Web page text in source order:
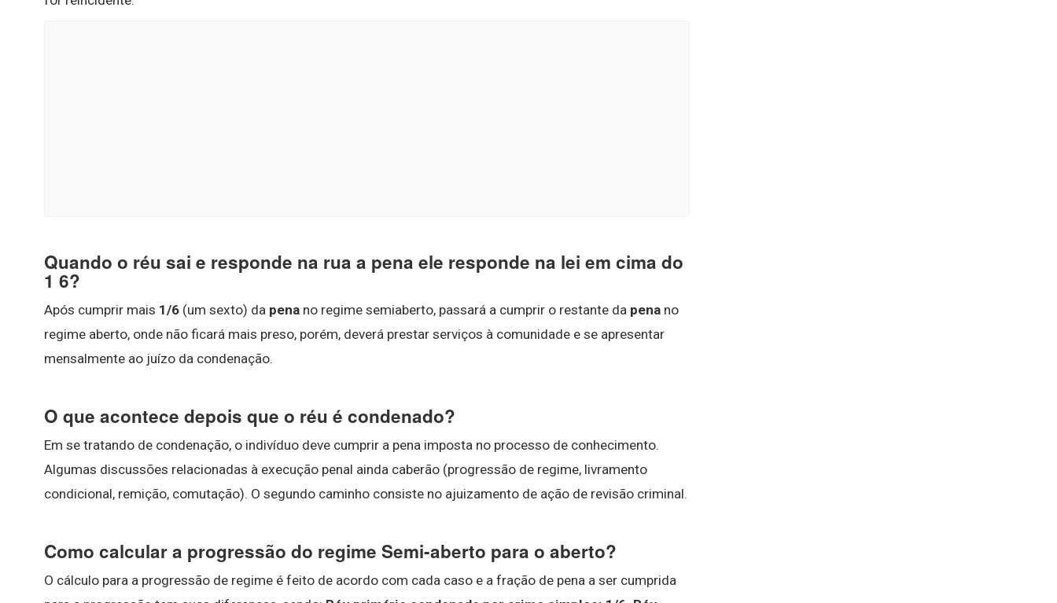
Quando o réu sai e responde na rua a pena ele responde na lei em cima do
1 6?
Após cumprir mais 1/6 (um sexto) da pena no regime semiaberto, passará a cumprir o restante da pena no
regime aberto, onde não ficará mais preso, porém, deverá prestar serviços à comunidade e se apresentar
mensalmente ao juízo da condenação.
O que acontece depois que o réu é condenado?
Em se tratando de condenação, o indivíduo deve cumprir a pena imposta no processo de conhecimento.
Algumas discussões relacionadas à execução penal ainda caberão (progressão de regime, livramento
condicional, remição, comutação). O segundo caminho consiste no ajuizamento de ação de revisão criminal.
Como calcular a progressão do regime Semi-aberto para o aberto?
O cálculo para a progressão de regime é feito de acordo com cada caso e a fração de pena a ser cumprida